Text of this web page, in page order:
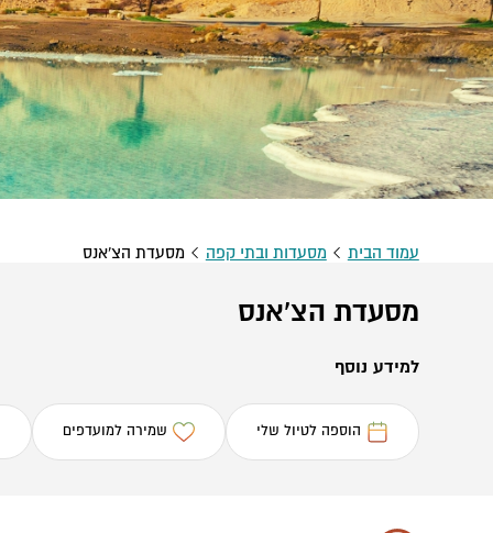
עמוד הבית מסעדות ובתי קפה מסעדת הצ'אנס
מסעדת הצ'אנס
למידע נוסף
הוספה לטיול שלי שמירה למועדפים